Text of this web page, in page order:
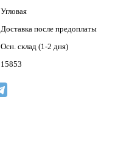
Угловая
Доставка после предоплаты
Осн. склад (1-2 дня)
15853